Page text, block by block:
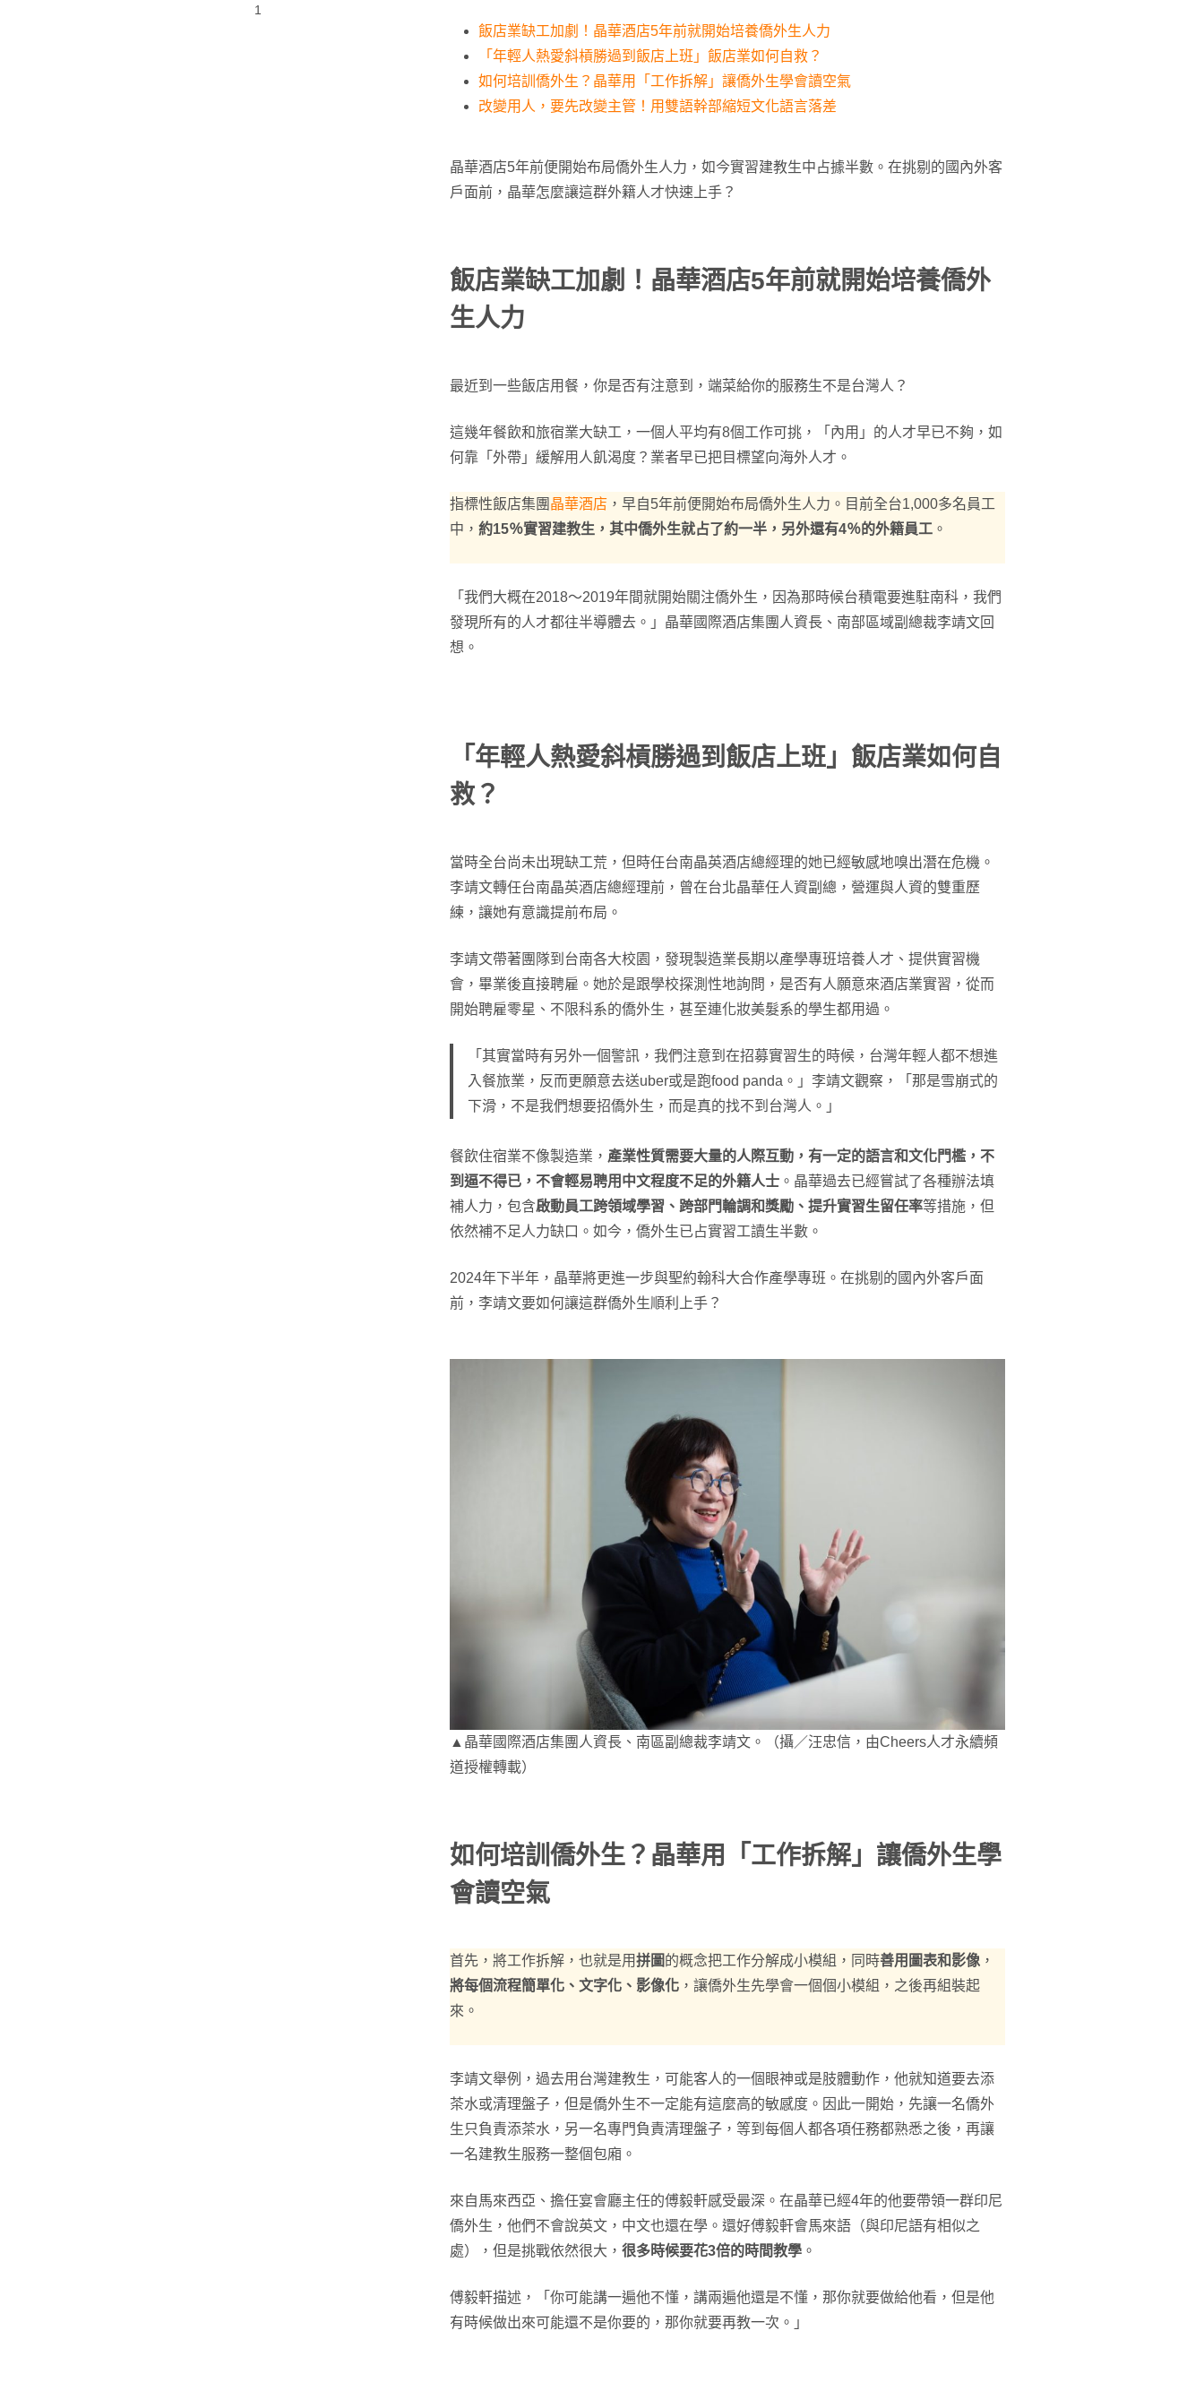
1
飯店業缺工加劇！晶華酒店5年前就開始培養僑外生人力
「年輕人熱愛斜槓勝過到飯店上班」飯店業如何自救？
如何培訓僑外生？晶華用「工作拆解」讓僑外生學會讀空氣
改變用人，要先改變主管！用雙語幹部縮短文化語言落差
晶華酒店5年前便開始布局僑外生人力，如今實習建教生中占據半數。在挑剔的國內外客
戶面前，晶華怎麼讓這群外籍人才快速上手？
飯店業缺工加劇！晶華酒店5年前就開始培養僑外
生人力
最近到一些飯店用餐，你是否有注意到，端菜給你的服務生不是台灣人？
這幾年餐飲和旅宿業大缺工，一個人平均有8個工作可挑，「內用」的人才早已不夠，如
何靠「外帶」緩解用人飢渴度？業者早已把目標望向海外人才。
指標性飯店集團 晶華酒店 ，早自5年前便開始布局僑外生人力。目前全台1,000多名員工
中， 約15％實習建教生，其中僑外生就占了約一半，另外還有4％的外籍員工 。
「我們大概在2018～2019年間就開始關注僑外生，因為那時候台積電要進駐南科，我們
發現所有的人才都往半導體去。」晶華國際酒店集團人資長、南部區域副總裁李靖文回
想。
「年輕人熱愛斜槓勝過到飯店上班」飯店業如何自
救？
當時全台尚未出現缺工荒，但時任台南晶英酒店總經理的她已經敏感地嗅出潛在危機。
李靖文轉任台南晶英酒店總經理前，曾在台北晶華任人資副總，營運與人資的雙重歷
練，讓她有意識提前布局。
李靖文帶著團隊到台南各大校園，發現製造業長期以產學專班培養人才、提供實習機
會，畢業後直接聘雇。她於是跟學校探測性地詢問，是否有人願意來酒店業實習，從而
開始聘雇零星、不限科系的僑外生，甚至連化妝美髮系的學生都用過。
「其實當時有另外一個警訊，我們注意到在招募實習生的時候，台灣年輕人都不想進
入餐旅業，反而更願意去送uber或是跑food panda。」李靖文觀察，「那是雪崩式的
下滑，不是我們想要招僑外生，而是真的找不到台灣人。」
餐飲住宿業不像製造業， 產業性質需要大量的人際互動，有一定的語言和文化門檻，不
到逼不得已，不會輕易聘用中文程度不足的外籍人士 。晶華過去已經嘗試了各種辦法填
補人力，包含啟動員工跨領域學習、跨部門輪調和獎勵、提升實習生留任率等措施，但
依然補不足人力缺口。如今，僑外生已占實習工讀生半數。
2024年下半年，晶華將更進一步與聖約翰科大合作產學專班。在挑剔的國內外客戶面
前，李靖文要如何讓這群僑外生順利上手？
▲晶華國際酒店集團人資長、南區副總裁李靖文。（攝／汪忠信，由Cheers人才永續頻
道授權轉載）
如何培訓僑外生？晶華用「工作拆解」讓僑外生學
會讀空氣
首先，將工作拆解，也就是用拼圖的概念把工作分解成小模組，同時善用圖表和影像 ，
將每個流程簡單化、文字化、影像化 ，讓僑外生先學會一個個小模組，之後再組裝起
來。
李靖文舉例，過去用台灣建教生，可能客人的一個眼神或是肢體動作，他就知道要去添
茶水或清理盤子，但是僑外生不一定能有這麼高的敏感度。因此一開始，先讓一名僑外
生只負責添茶水，另一名專門負責清理盤子，等到每個人都各項任務都熟悉之後，再讓
一名建教生服務一整個包廂。
來自馬來西亞、擔任宴會廳主任的傅毅軒感受最深。在晶華已經4年的他要帶領一群印尼
僑外生，他們不會說英文，中文也還在學。還好傅毅軒會馬來語（與印尼語有相似之
處），但是挑戰依然很大， 很多時候要花3倍的時間教學 。
傅毅軒描述，「你可能講一遍他不懂，講兩遍他還是不懂，那你就要做給他看，但是他
有時候做出來可能還不是你要的，那你就要再教一次。」